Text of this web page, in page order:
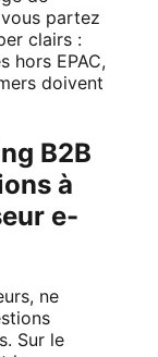
partez
clairs :
hors EPAC,
doivent
B2B
à
e-
ne
Sur le